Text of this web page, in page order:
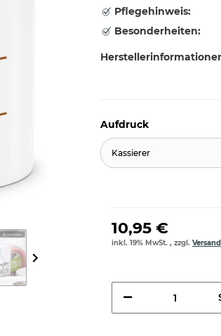
Pflegehinweis:
Besonderheiten:
Aufdruck
Kassierer
10,95 €
inkl. 19% MwSt. , zzgl. Versand